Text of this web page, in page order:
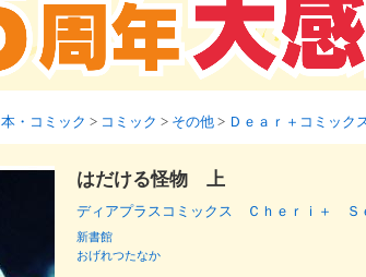
本・コミック > コミック > その他 > Ｄｅａｒ＋コミック
はだける怪物 上
ディアプラスコミックス Ｃｈｅｒｉ＋ Ｓ
新書館
おげれつたなか